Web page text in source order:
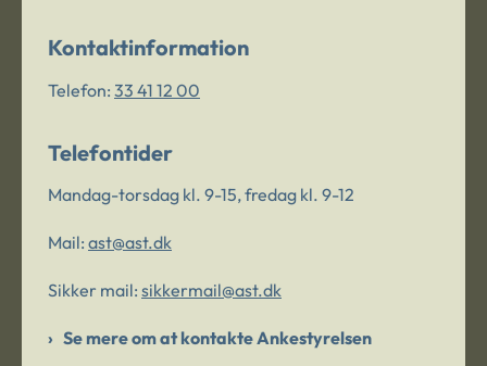
Kontaktinformation
Telefon: 33 41 12 00
Telefontider
Mandag-torsdag kl. 9-15, fredag kl. 9-12
Mail: ast@ast.dk
Sikker mail: sikkermail@ast.dk
Se mere om at kontakte Ankestyrelsen